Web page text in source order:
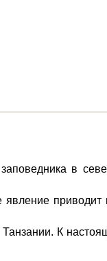
в
приводит
К